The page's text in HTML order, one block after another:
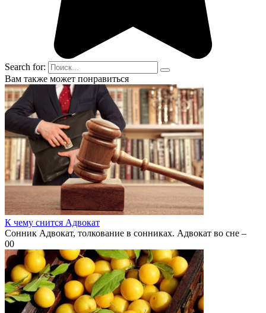
Search for:
Вам также может понравиться
К чему снится Адвокат
Сонник Адвокат, толкование в сонниках. Адвокат во сне –
00